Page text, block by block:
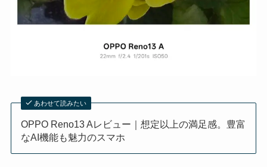
あわせて読みたい
OPPO Reno13 Aレビュー｜想定以上の満足感。豊富
なAI機能も魅力のスマホ